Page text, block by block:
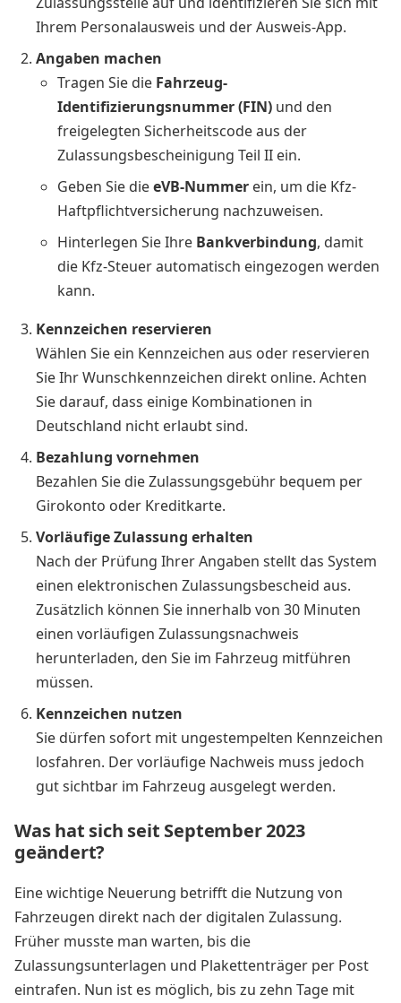
Ihrem Personalausweis und der Ausweis-App.
Angaben machen
Tragen Sie die Fahrzeug-
Identifizierungsnummer (FIN) und den
freigelegten Sicherheitscode aus der
Zulassungsbescheinigung Teil II ein.
Geben Sie dieeVB-Nummer ein, um die Kfz-
Haftpflichtversicherung nachzuweisen.
Hinterlegen Sie Ihre Bankverbindung, damit
die Kfz-Steuer automatisch eingezogen werden
kann.
Kennzeichen reservieren
Wählen Sie ein Kennzeichen aus oder reservieren
Sie Ihr Wunschkennzeichen direkt online. Achten
Sie darauf, dass einige Kombinationen in
Deutschland nicht erlaubt sind.
Bezahlung vornehmen
Bezahlen Sie die Zulassungsgebühr bequem per
Girokonto oder Kreditkarte.
Vorläufige Zulassung erhalten
Nach der Prüfung Ihrer Angaben stellt das System
einen elektronischen Zulassungsbescheid aus.
Zusätzlich können Sie innerhalb von 30 Minuten
einen vorläufigen Zulassungsnachweis
herunterladen, den Sie im Fahrzeug mitführen
müssen.
Kennzeichen nutzen
Sie dürfen sofort mit ungestempelten Kennzeichen
losfahren. Der vorläufige Nachweis muss jedoch
gut sichtbar im Fahrzeug ausgelegt werden.
Was hat sich seit September 2023
geändert?
Eine wichtige Neuerung betrifft die Nutzung von
Fahrzeugen direkt nach der digitalen Zulassung.
Früher musste man warten, bis die
Zulassungsunterlagen und Plakettenträger per Post
eintrafen. Nun ist es möglich, bis zu zehn Tage mit